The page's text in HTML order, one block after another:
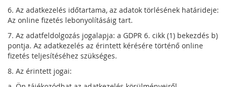
6. Az adatkezelés időtartama, az adatok törlésének határideje:
Az online fizetés lebonyolításáig tart.
7. Az adatfeldolgozás jogalapja: a GDPR 6. cikk (1) bekezdés b)
pontja. Az adatkezelés az érintett kérésére történő online
fizetés teljesítéséhez szükséges.
8. Az érintett jogai: